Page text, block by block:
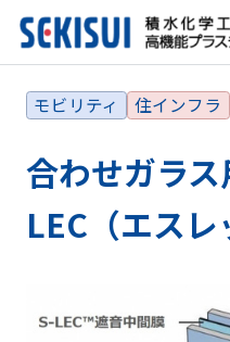
モビリティ 住インフラ
合わせガラ
LEC（エス